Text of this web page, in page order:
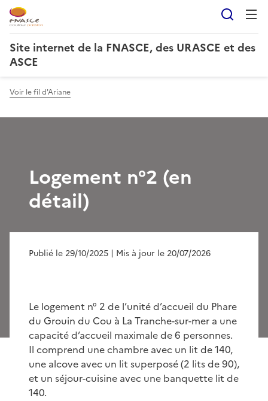
Site internet de la FNASCE, des URASCE et des
ASCE
Voir le fil d'Ariane
Logement n°2 (en
détail)
Publié le 29/10/2025 | Mis à jour le 20/07/2026
Le logement n° 2 de l’unité d’accueil du Phare
du Grouin du Cou à La Tranche-sur-mer a une
capacité d’accueil maximale de 6 personnes.
Il comprend une chambre avec un lit de 140,
une alcove avec un lit superposé (2 lits de 90),
et un séjour-cuisine avec une banquette lit de
140.